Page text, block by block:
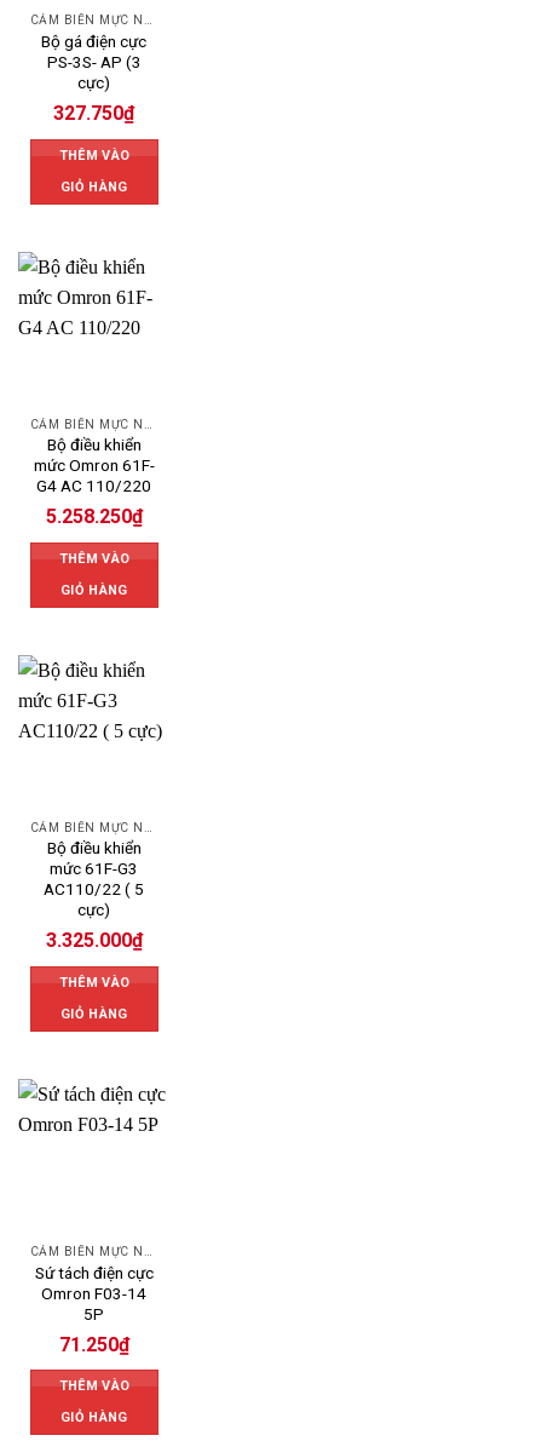
CẢM BIẾN MỰC NƯỚC OMRON
Bộ gá điện cực
PS-3S- AP (3
cực)
327.750₫
THÊM VÀO
GIỎ HÀNG
Bộ điều khiển
mức Omron 61F-
G4 AC 110/220
5.258.250₫
THÊM VÀO
GIỎ HÀNG
Bộ điều khiển
mức 61F-G3
AC110/22 ( 5
cực)
3.325.000₫
THÊM VÀO
GIỎ HÀNG
Sứ tách điện cực
Omron F03-14
5P
71.250₫
THÊM VÀO
GIỎ HÀNG